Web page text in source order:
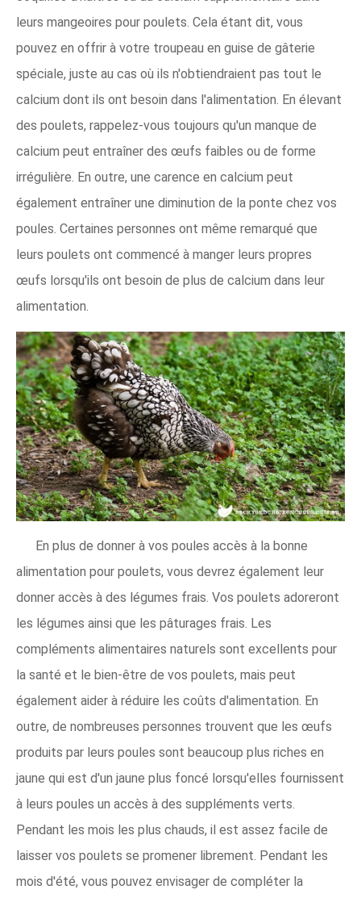
leurs mangeoires pour poulets. Cela étant dit, vous
pouvez en offrir à votre troupeau en guise de gâterie
spéciale, juste au cas où ils n'obtiendraient pas tout le
calcium dont ils ont besoin dans l'alimentation. En élevant
des poulets, rappelez-vous toujours qu'un manque de
calcium peut entraîner des œufs faibles ou de forme
irrégulière. En outre, une carence en calcium peut
également entraîner une diminution de la ponte chez vos
poules. Certaines personnes ont même remarqué que
leurs poulets ont commencé à manger leurs propres
œufs lorsqu'ils ont besoin de plus de calcium dans leur
alimentation.
En plus de donner à vos poules accès à la bonne
alimentation pour poulets, vous devrez également leur
donner accès à des légumes frais. Vos poulets adoreront
les légumes ainsi que les pâturages frais. Les
compléments alimentaires naturels sont excellents pour
la santé et le bien-être de vos poulets, mais peut
également aider à réduire les coûts d'alimentation. En
outre, de nombreuses personnes trouvent que les œufs
produits par leurs poules sont beaucoup plus riches en
jaune qui est d'un jaune plus foncé lorsqu'elles fournissent
à leurs poules un accès à des suppléments verts.
Pendant les mois les plus chauds, il est assez facile de
laisser vos poulets se promener librement. Pendant les
mois d'été, vous pouvez envisager de compléter la